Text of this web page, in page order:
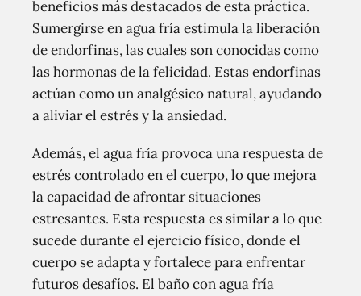
beneficios más destacados de esta práctica.
Sumergirse en agua fría estimula la liberación
de endorfinas, las cuales son conocidas como
las hormonas de la felicidad. Estas endorfinas
actúan como un analgésico natural, ayudando
a aliviar el estrés y la ansiedad.
Además, el agua fría provoca una respuesta de
estrés controlado en el cuerpo, lo que mejora
la capacidad de afrontar situaciones
estresantes. Esta respuesta es similar a lo que
sucede durante el ejercicio físico, donde el
cuerpo se adapta y fortalece para enfrentar
futuros desafíos. El baño con agua fría